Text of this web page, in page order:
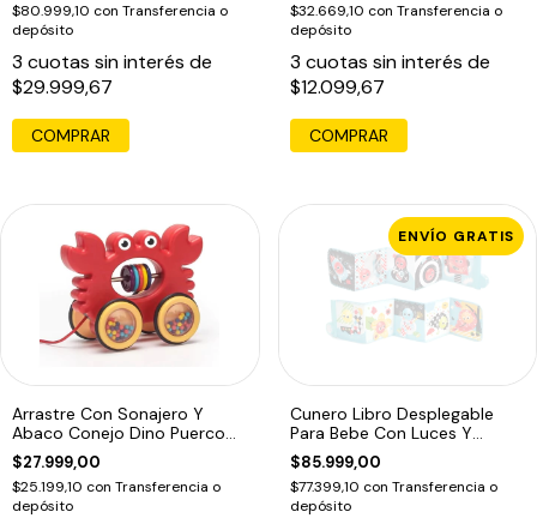
$80.999,10 con Transferencia o
depósito
3 cuotas sin interés de
$29.999,67
$32.669,10 con Transferencia o
depósito
3 cuotas sin interés de
$12.099,67
COMPRAR
Arrastre Con Sonajero Y
Abaco Conejo Dino Puerco
Epin Cangre
$27.999,00
$25.199,10 con Transferencia o
depósito
ENVÍO GRATIS
Cunero Libro Desplegable
Para Bebe Con Luces Y
Musica
$85.999,00
$77.399,10 con Transferencia o
depósito